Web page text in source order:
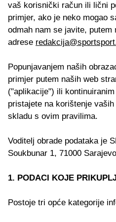
vaš korisnički račun ili lični
primjer, ako je neko mogao
odmah nam se javite, putem
adrese
Popunjavanjem naših
primjer putem naših web
("aplikacije") ili
pristajete na korištenje
skladu s ovim pravilima.
Voditelj obrade podataka je
Soukbunar 1, 71000
1. PODACI KOJE
Postoje tri opće kategorije